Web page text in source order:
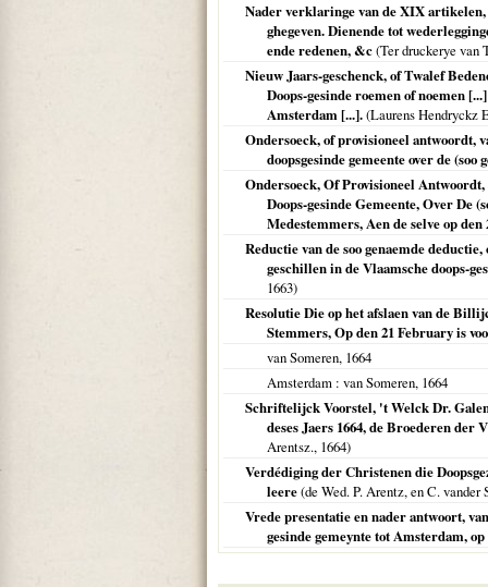
Nader verklaringe van de XIX artikelen,
ghegeven. Dienende tot
ende redenen, &c(Ter druckerye van
Nieuw Jaars-geschenck, of Twalef
Doops-gesinde roemen of noemen
Amsterdam [...].(Laurens Hendryckz
Ondersoeck, of provisioneel antwoordt,
doopsgesinde gemeente over de
Ondersoeck, Of Provisioneel
Doops-gesinde Gemeente, Over De
Medestemmers, Aen de selve op den
Reductie van de soo genaemde
geschillen in de Vlaamsche doops-
1663)
Resolutie Die op het afslaen van de
Stemmers, Op den 21 February is
van Someren, 1664
Amsterdam : van Someren, 1664
Schriftelijck Voorstel, 't Welck Dr.
deses Jaers 1664, de Broederen der
Arentsz., 1664)
Verdédiging der Christenen die
leere(de Wed. P. Arentz, en C. vander
Vrede presentatie en nader antwoort,
gesinde gemeynte tot Amsterdam,